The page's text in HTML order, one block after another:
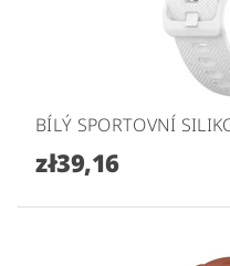
BÍLÝ SPORTOVNÍ
zł39,16